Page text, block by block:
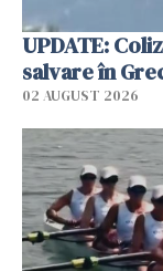
UPDATE:
salvare în
02 AUGUST 2026